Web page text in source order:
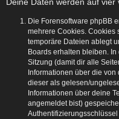
Die Forensoftware phpBB
mehrere Cookies. Cookies
temporäre Dateien ablegt
Boards erhalten bleiben.
Sitzung (damit dir alle
Informationen über die
dieser als gelesen/
Informationen über deine
angemeldet bist)